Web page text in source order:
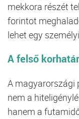
mekkora részét
forintot
lehet egy
A felső korhatár
A magyarországi
nem a
hanem a